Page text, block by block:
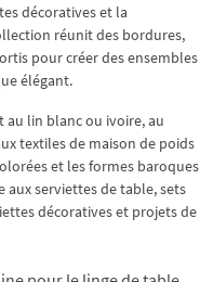
décoratives et la
réunit des bordures,
pour créer des ensembles
élégant.
lin blanc ou ivoire, au
textiles de maison de poids
et les formes baroques
serviettes de table, sets
décoratives et projets de